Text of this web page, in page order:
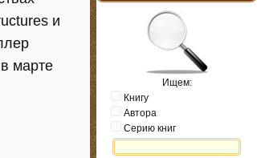
и
марте
Ищем:
Книгу
Автора
Серию книг